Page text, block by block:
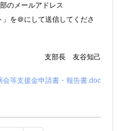
のメールアドレス
」を＠にして送信してくださ
支部長 友谷知己
会等支援金申請書・報告書.doc